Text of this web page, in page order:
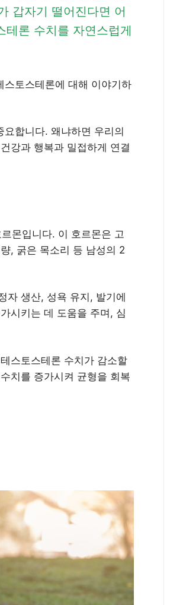
갑자기 떨어진다면 어
테론 수치를 자연스럽게
스토스테론에 대해 이야기하
합니다. 왜냐하면 우리의
강과 행복과 밀접하게 연결
몬입니다. 이 호르몬은 고
, 굵은 목소리 등 남성의 2
자 생산, 성욕 유지, 발기에
시키는 데 도움을 주며, 심
스토스테론 수치가 감소할
치를 증가시켜 균형을 회복